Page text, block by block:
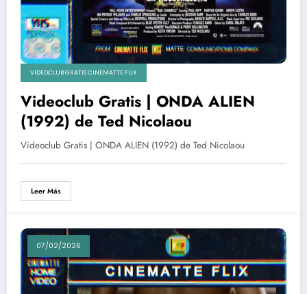
VIDEOCLUB GRATIS CINEMATTE FLIX
Videoclub Gratis | ONDA ALIEN
(1992) de Ted Nicolaou
Videoclub Gratis | ONDA ALIEN (1992) de Ted Nicolaou
Leer Más
07/02/2026